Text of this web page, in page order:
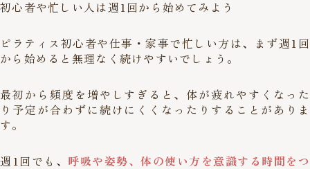
初心者や忙しい人は週1回から始めてみよう
ピラティス初心者や仕事・家事で忙しい方は、まず週1回
から始めると無理なく続けやすいでしょう。
最初から頻度を増やしすぎると、体が疲れやすくなった
り予定が合わずに続けにくくなったりすることがありま
す。
週1回でも、 呼吸や姿勢、体の使い方を意識する時間をつ